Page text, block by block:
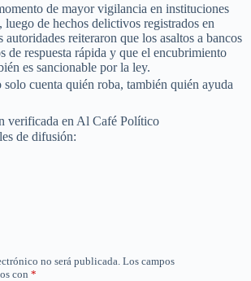
de mayor vigilancia en instituciones
luego de hechos delictivos registrados en
autoridades reiteraron que los asaltos a bancos
de respuesta rápida y que el encubrimiento
es sancionable por la ley.
cuenta quién roba, también quién ayuda
verificada en Al Café Político
de difusión:
no será publicada. Los campos
con *